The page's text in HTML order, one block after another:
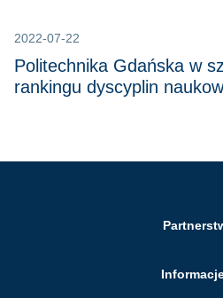
2022-07-22
Politechnika Gdańska w
rankingu dyscyplin